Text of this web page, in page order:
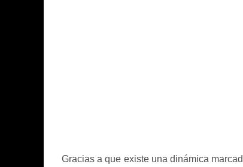
Gracias a que existe una dinámica